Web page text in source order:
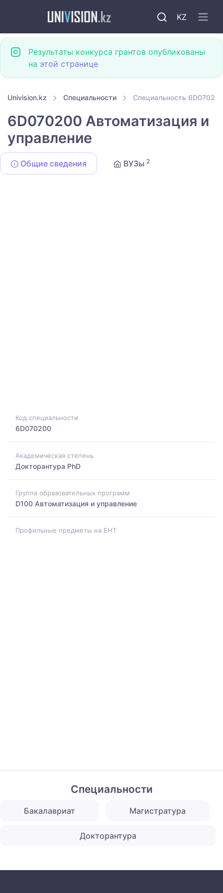
KZ
Результаты конкурса грантов опубликованы
на этой странице
Univision.kz Специальности Специальность
6D070200 Автоматизация и
управление
Общие сведения ВУЗы 2
Код специальности
6D070200
Академическая степень
Докторантура PhD
Группа образовательных программ
D100 Автоматизация и управление
Профильные предметы на ЕНТ
Специальности
Бакалавриат Магистратура
Докторантура